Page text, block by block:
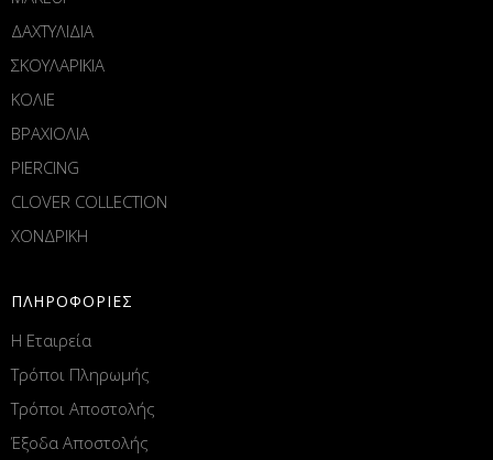
ΔΑΧΤΥΛΙΔΙΑ
ΣΚΟΥΛΑΡΙΚΙΑ
ΚΟΛΙΕ
ΒΡΑΧΙΟΛΙΑ
PIERCING
CLOVER COLLECTION
ΧΟΝΔΡΙΚΗ
ΠΛΗΡΟΦΟΡΙΕΣ
Η Εταιρεία
Τρόποι Πληρωμής
Τρόποι Αποστολής
Έξοδα Αποστολής